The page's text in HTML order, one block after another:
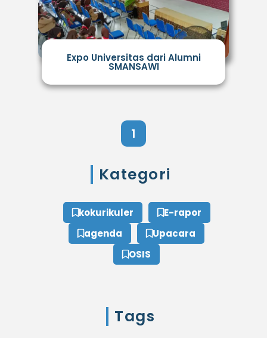
Expo Universitas dari Alumni
SMANSAWI
1
Kategori
kokurikuler
E-rapor
agenda
Upacara
OSIS
Tags